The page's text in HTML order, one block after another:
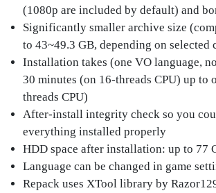
(1080p are included by default) and
Significantly smaller archive size
to 43~49.3 GB, depending on selected
Installation takes (one VO language,
30 minutes (on 16-threads CPU) up to
threads CPU)
After-install integrity check so you
everything installed properly
HDD space after installation: up to 77
Language can be changed in game
Repack uses XTool library by